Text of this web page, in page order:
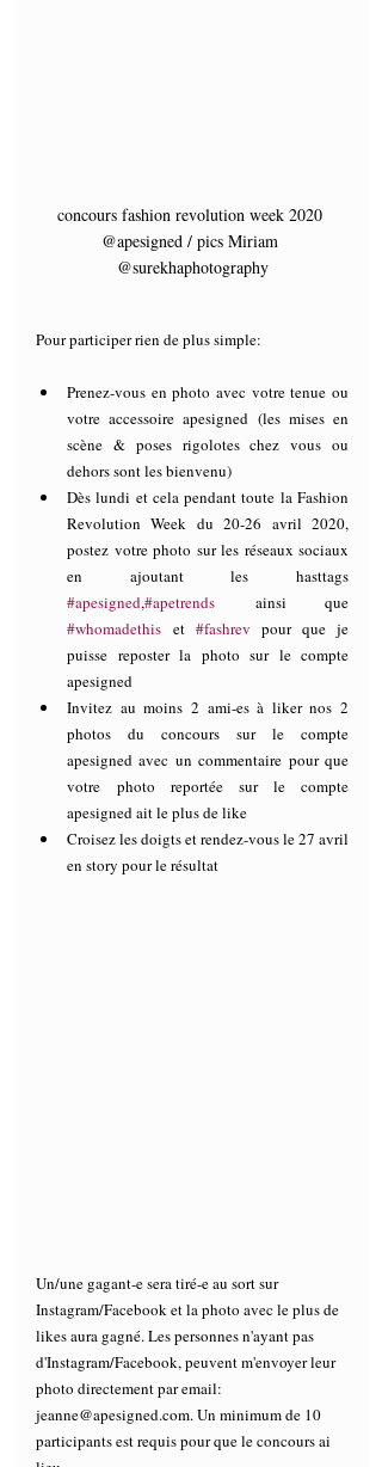
concours fashion revolution week 2020
@apesigned / pics Miriam
@surekhaphotography
Pour participer rien de plus simple:
Prenez-vous en photo avec votre tenue ou
votre accessoire apesigned (les mises en
scène & poses rigolotes chez vous ou
dehors sont les bienvenu)
Dès lundi et cela pendant toute la Fashion
Revolution Week du 20-26 avril 2020,
postez votre photo sur les réseaux sociaux
#apesigned,#apetrends
#whomadethis et #fashrev pour que je
puisse reposter la photo sur le compte
apesigned
Invitez au moins 2 ami-es à liker nos 2
photos du concours sur le compte
apesigned avec un commentaire pour que
votre photo reportée sur le compte
apesigned ait le plus de like
Croisez les doigts et rendez-vous le 27 avril
en story pour le résultat
Un/une gagant-e sera tiré-e au sort sur
Instagram/Facebook et la photo avec le plus de
likes aura gagné. Les personnes n'ayant pas
d'Instagram/Facebook, peuvent m'envoyer leur
photo directement par email:
jeanne@apesigned.com. Un minimum de 10
participants est requis pour que le concours ai